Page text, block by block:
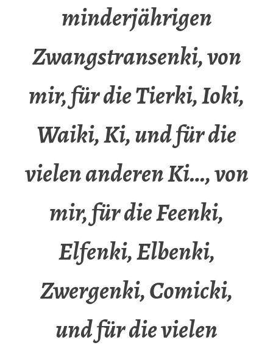
minderjährigen
Zwangstransenki, von
mir, für die Tierki, Ioki,
Waiki, Ki, und für die
vielen anderen Ki…, von
mir, für die Feenki,
Elfenki, Elbenki,
Zwergenki, Comicki,
und für die vielen